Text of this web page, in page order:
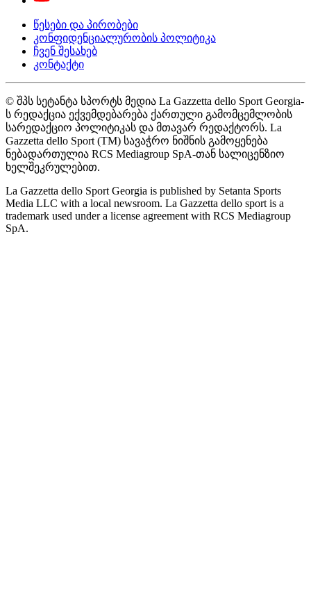
წესები და პირობები
კონფიდენციალურობის პოლიტიკა
ჩვენ შესახებ
კონტაქტი
© შპს სეტანტა სპორტს მედია La Gazzetta dello Sport Georgia-
ს რედაქცია ექვემდებარება ქართული გამომცემლობის
სარედაქციო პოლიტიკას და მთავარ რედაქტორს. La
Gazzetta dello Sport (TM) სავაჭრო ნიშნის გამოყენება
ნებადართულია RCS Mediagroup SpA-თან სალიცენზიო
ხელშეკრულებით.
La Gazzetta dello Sport Georgia is published by Setanta Sports
Media LLC with a local newsroom. La Gazzetta dello sport is a
trademark used under a license agreement with RCS Mediagroup
SpA.